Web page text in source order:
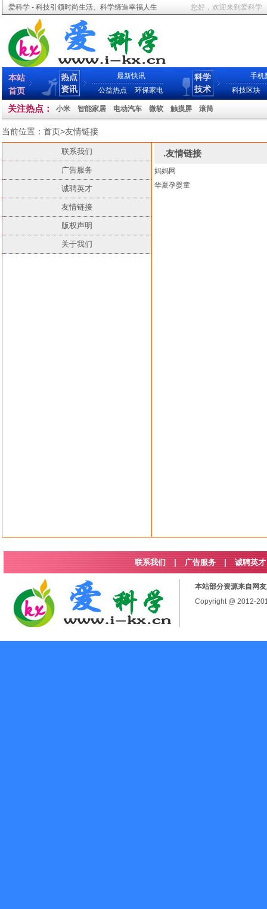
爱科学 - 科技引领时尚生活、科学缔造幸福人生 您好，欢迎来到爱科学
本站
首页
热点
资讯
最新快讯
公益热点
环保家电
科学
技术
手机
科技区块
关注热点： 小米 智能家居 电动汽车 微软 触摸屏 滚筒
当前位置： 首页>友情链接
联系我们
广告服务
诚聘英才
友情链接
版权声明
关于我们
.友情链接
妈妈网
华夏孕婴童
联系我们 广告服务 | 诚聘英才
本站部分资源来自网
Copyright @ 2012-